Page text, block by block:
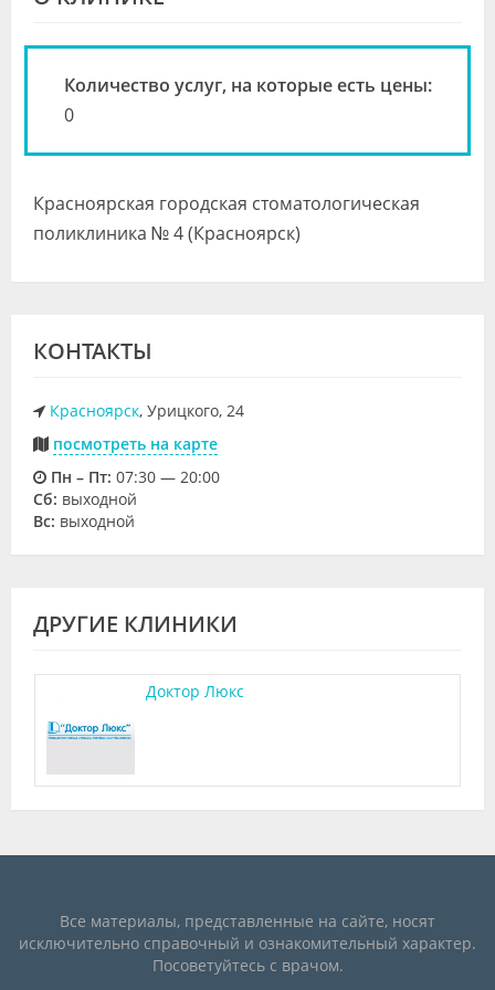
Клиники
Специалисты
Галерея
Количество услуг, на которые есть цены:
0
Красноярская городская стоматологическая
поликлиника № 4 (Красноярск)
КОНТАКТЫ
Красноярск, Урицкого, 24
посмотреть на карте
Пн – Пт: 07:30 — 20:00
Cб: выходной
Вс: выходной
ДРУГИЕ КЛИНИКИ
Доктор Люкс
Все материалы, представленные на сайте, носят
исключительно справочный и ознакомительный характер.
Посоветуйтесь с врачом.